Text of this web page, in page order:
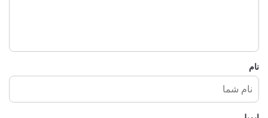
نام